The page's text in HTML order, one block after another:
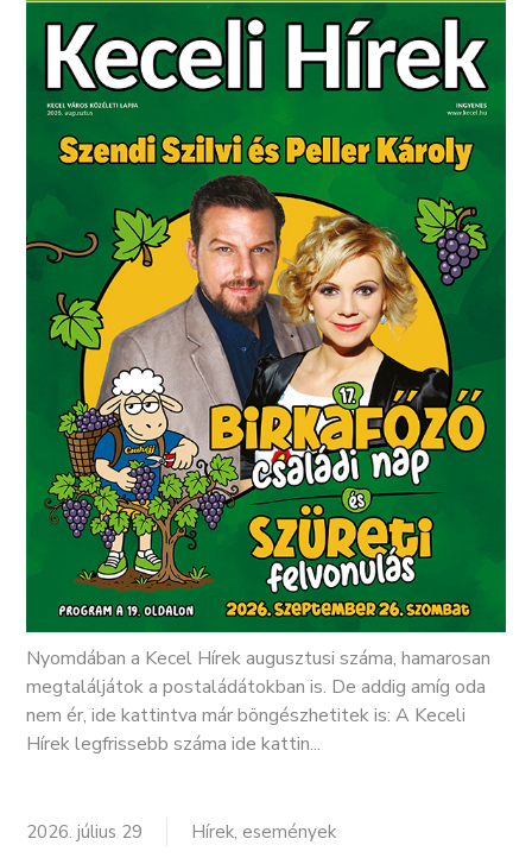
Nyomdában a Kecel Hírek augusztusi száma, hamarosan
megtaláljátok a postaládátokban is. De addig amíg oda
nem ér, ide kattintva már böngészhetitek is: A Keceli
Hírek legfrissebb száma ide kattin...
2026. július 29 Hírek, események